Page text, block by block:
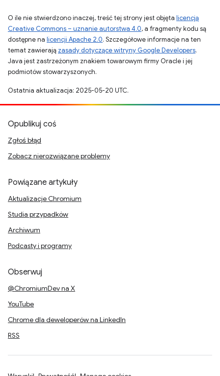
O ile nie stwierdzono inaczej, treść tej strony jest objęta licencją
Creative Commons – uznanie autorstwa 4.0, a fragmenty kodu są
dostępne na licencji Apache 2.0. Szczegółowe informacje na ten
temat zawierają zasady dotyczące witryny Google Developers.
Java jest zastrzeżonym znakiem towarowym firmy Oracle i jej
podmiotów stowarzyszonych.
Ostatnia aktualizacja: 2025-05-20 UTC.
Opublikuj coś
Zgłoś błąd
Zobacz nierozwiązane problemy
Powiązane artykuły
Aktualizacje Chromium
Studia przypadków
Archiwum
Podcasty i programy
Obserwuj
@ChromiumDev na X
YouTube
Chrome dla deweloperów na LinkedIn
RSS